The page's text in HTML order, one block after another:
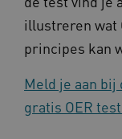
illustreren wat
principes kan
Meld je aan bij
gratis OER test
__cf_bm